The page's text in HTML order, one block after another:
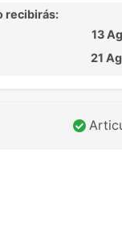
recibirás:
13
21